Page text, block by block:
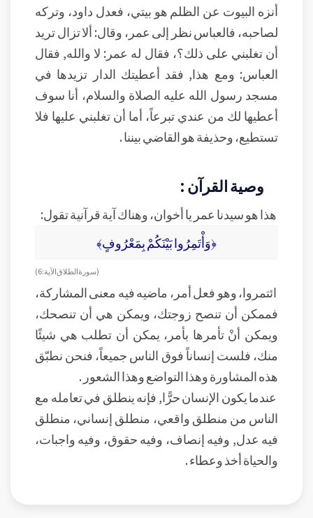
أنزه البيوت عن الظلم هو بيتي، فعدل داود، وتركه
لصاحبه، فالعباس نظر إلى عمر، وقال: ألا تزال تريد
أن تغلبني على ذلك؟، فقال له عمر: لا والله, فقال
العباس: ومع هذا, فقد أعطيتك الدار تزيدها في
مسجد رسول الله عليه الصلاة والسلام، أنا سوف
أعطيها لك من عندي تبرعاً، أما أن تغلبني عليها فلا
تستطيع، وحذيفة هو القاضي بيننا .
وصية القرآن :
هذا هو سيدنا عمر يا أخوان، وهناك آية قرآنية تقول:
﴿وَأْتَمِرُوا بَيْنَكُمْ بِمَعْرُوفٍ﴾
( سورة الطلاق الآية: 6)
ائتمروا، وهو فعل أمر، ماضيه فيه معنى المشاركة،
فممكن أن تنصح زوجتك، ويمكن هي أن تنصحك،
ويمكن أنْ تأمرها بأمر، يمكن أن تطلب هي شيئًا
منك، فلست إنساناً فوق الناس جميعاً، فنحن نطبّق
هذه المشاورة وهذا التواضع وهذا الشعور .
عندما يكون الإنسان حرًّا, فإنه ينطلق في تعامله مع
الناس من منطلق واقعي، منطلق إنساني، منطلق
فيه عدل, وفيه إنصاف، وفيه حقوق، وفيه واجبات،
والحياة أخذ وعطاء .